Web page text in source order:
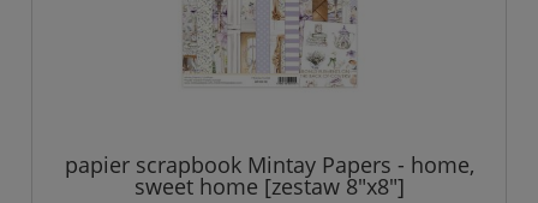
papier scrapbook Mintay Papers - home,
sweet home [zestaw 8"x8"]